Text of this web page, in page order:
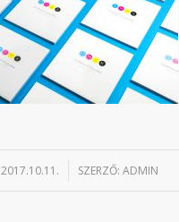
2017.10.11.
/ SZERZŐ: ADMIN